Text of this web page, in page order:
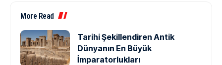
More Read
Tarihi Şekillendiren Antik
Dünyanın En Büyük
İmparatorlukları